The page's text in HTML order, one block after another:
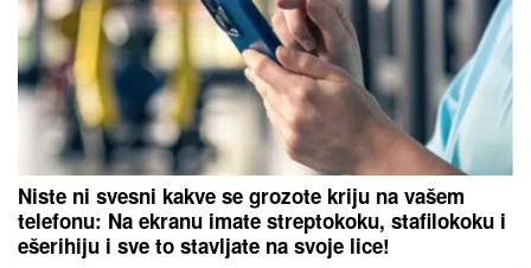
KAKO DA NE PLATITELEŽALjKU U GRČKOJ?
Mnogi turisti ovo ne znaju, a možete besplatno
proći ceo dan